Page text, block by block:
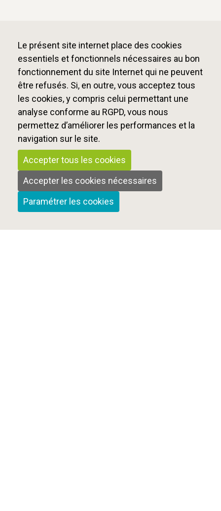
Le présent site internet place des cookies
essentiels et fonctionnels nécessaires au bon
fonctionnement du site Internet qui ne peuvent
être refusés. Si, en outre, vous acceptez tous
les cookies, y compris celui permettant une
analyse conforme au RGPD, vous nous
permettez d’améliorer les performances et la
navigation sur le site.
Accepter tous les cookies
Accepter les cookies nécessaires
Paramétrer les cookies